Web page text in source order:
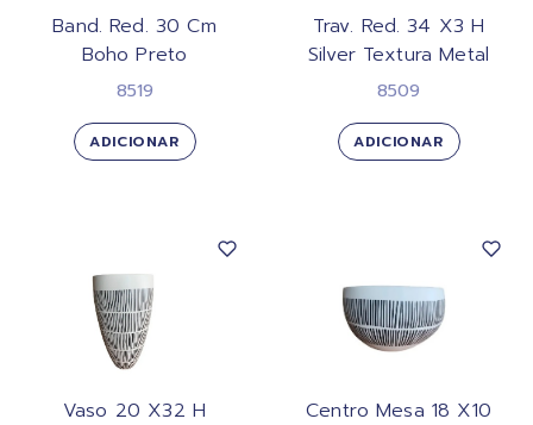
Band. Red. 30 Cm
Boho Preto
8519
ADICIONAR
Trav. Red. 34 X3 H
Silver Textura Metal
8509
ADICIONAR
Vaso 20 X32 H
Centro Mesa 18 X10